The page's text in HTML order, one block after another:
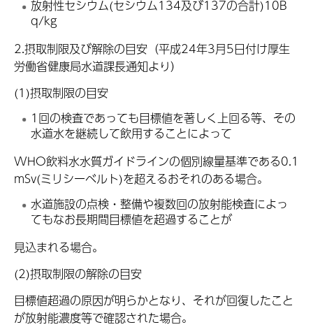
放射性セシウム(セシウム134及び137の合計)10B
q/kg
2.摂取制限及び解除の目安（平成24年3月5日付け厚生
労働省健康局水道課長通知より）
(1)摂取制限の目安
1回の検査であっても目標値を著しく上回る等、その
水道水を継続して飲用することによって
WHO飲料水水質ガイドラインの個別線量基準である0.1
mSv(ミリシーベルト)を超えるおそれのある場合。
水道施設の点検・整備や複数回の放射能検査によっ
てもなお長期間目標値を超過することが
見込まれる場合。
(2)摂取制限の解除の目安
目標値超過の原因が明らかとなり、それが回復したこと
が放射能濃度等で確認された場合。